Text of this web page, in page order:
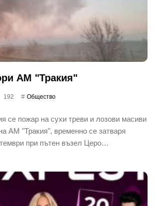
АМ "Тракия"
192 Общество
се пожар на сухи треви и лозови масиви
АМ "Тракия", временно се затваря
при пътен възел Церо…